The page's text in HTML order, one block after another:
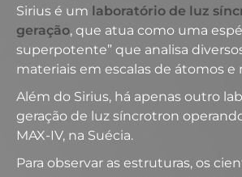
Sirius é um laboratório de luz
geração, que atua como uma
superpotente” que analisa
materiais em escalas de átomos e
Além do Sirius, há apenas outro
geração de luz síncrotron
MAX-IV, na Suécia.
Para observar as estruturas, os